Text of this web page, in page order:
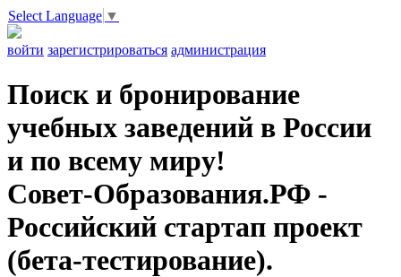
Select Language ▼
войти зарегистрироваться администрация
Поиск и бронирование
учебных заведений в России
и по всему миру!
Совет-Образования.РФ -
Российский стартап проект
(бета-тестирование).